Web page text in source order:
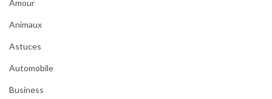
Amour
Animaux
Astuces
Automobile
Business